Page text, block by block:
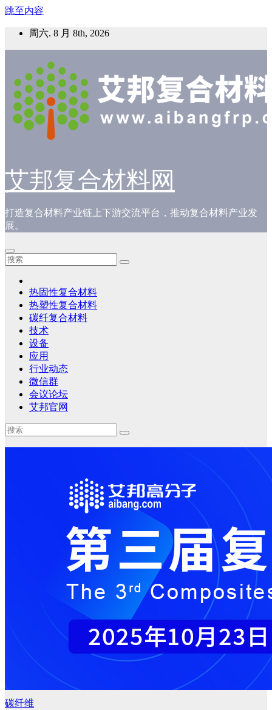
跳至内容
周六. 8 月 8th, 2026
艾邦复合材料网
打造复合材料产业链上下游交流平台，推动复合材料产业发
展。
热固性复合材料
热塑性复合材料
碳纤复合材料
技术
设备
应用
行业动态
微信群
会议论坛
艾邦官网
碳纤维